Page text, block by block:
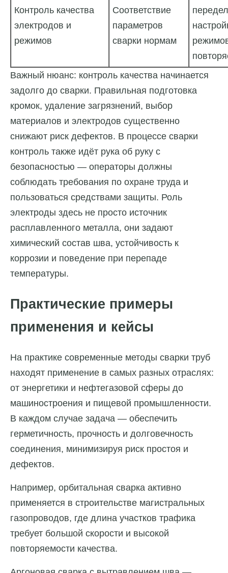
Контроль качества
электродов и
режимов
Соответствие
параметров
сварки нормам
Важный нюанс: контроль качества начинается
задолго до сварки. Правильная подготовка
кромок, удаление загрязнений, выбор
материалов и электродов существенно
снижают риск дефектов. В процессе сварки
контроль также идёт рука об руку с
безопасностью — операторы должны
соблюдать требования по охране труда и
пользоваться средствами защиты. Роль
электроды здесь не просто источник
расплавленного металла, они задают
химический состав шва, устойчивость к
коррозии и поведение при перепаде
температуры.
Практические примеры
применения и кейсы
На практике современные методы сварки труб
находят применение в самых разных отраслях:
от энергетики и нефтегазовой сферы до
машиностроения и пищевой промышленности.
В каждом случае задача — обеспечить
герметичность, прочность и долговечность
соединения, минимизируя риск простоя и
дефектов.
Например, орбитальная сварка активно
применяется в строительстве магистральных
газопроводов, где длина участков трафика
требует большой скорости и высокой
повторяемости качества.